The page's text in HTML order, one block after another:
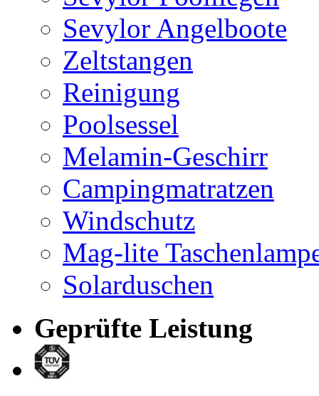
Sevylor Angelboote
Zeltstangen
Reinigung
Poolsessel
Melamin-Geschirr
Campingmatratzen
Windschutz
Mag-lite
Solarduschen
Geprüfte Leistung